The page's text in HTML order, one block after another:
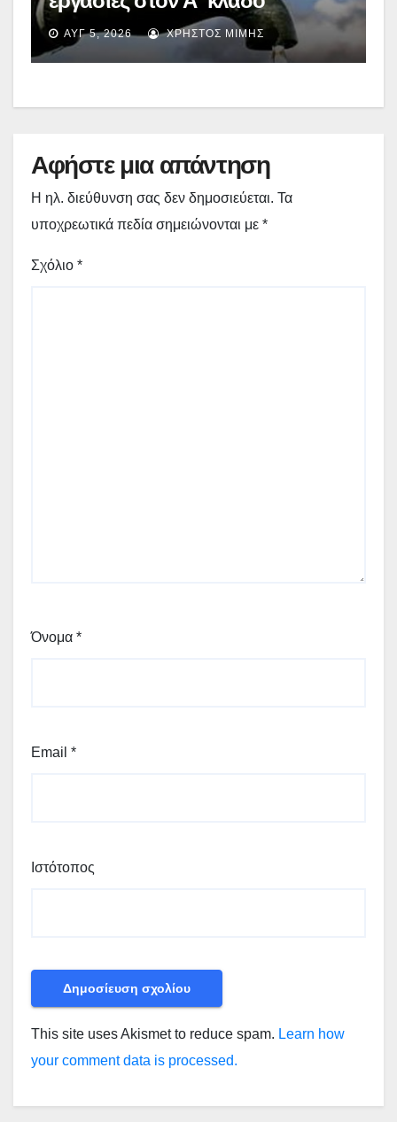
ύδρευσης – Ποιες περιοχές
επηρεάζονται την Πέμπτη
ΑΥΓ 5, 2026 ΧΡΉΣΤΟΣ ΜΊΜΗΣ
Αφήστε μια απάντηση
Η ηλ. διεύθυνση σας δεν δημοσιεύεται. Τα
υποχρεωτικά πεδία σημειώνονται με *
Σχόλιο *
Όνομα *
Email *
Ιστότοπος
This site uses Akismet to reduce spam. Learn how
your comment data is processed.